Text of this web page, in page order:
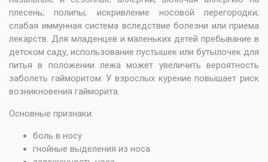
плесень; полипы; искривление носовой перегородки;
слабая иммунная система вследствие болезни или приема
лекарств. Для младенцев и маленьких детей пребывание в
детском саду, использование пустышек или бутылочек для
питья в положении лежа может увеличить вероятность
заболеть гайморитом. У взрослых курение повышает риск
возникновения гайморита.
Основные признаки:
боль в носу
гнойные выделения из носа